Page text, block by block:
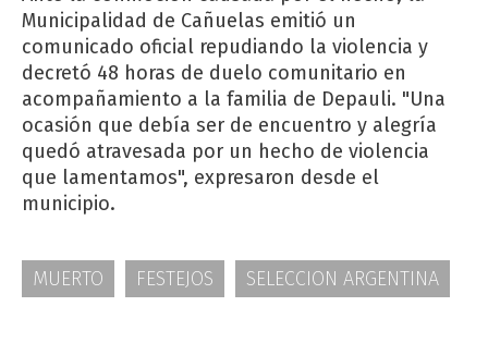
Municipalidad de Cañuelas emitió un
comunicado oficial repudiando la violencia y
decretó 48 horas de duelo comunitario en
acompañamiento a la familia de Depauli. "Una
ocasión que debía ser de encuentro y alegría
quedó atravesada por un hecho de violencia
que lamentamos", expresaron desde el
municipio.
MUERTO FESTEJOS SELECCION ARGENTINA